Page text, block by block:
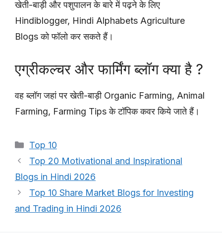
खेती-बाड़ी और पशुपालन के बारे में पढ़ने के लिए
Hindiblogger, Hindi Alphabets Agriculture
Blogs को फॉलो कर सकते हैं।
एग्रीकल्चर और फार्मिंग ब्लॉग क्या है ?
वह ब्लॉग जहां पर खेती-बाड़ी Organic Farming, Animal
Farming, Farming Tips के टॉपिक कवर किये जाते हैं।
Categories
Top 10
Top 20 Motivational and Inspirational
Blogs in Hindi 2026
Top 10 Share Market Blogs for Investing
and Trading in Hindi 2026